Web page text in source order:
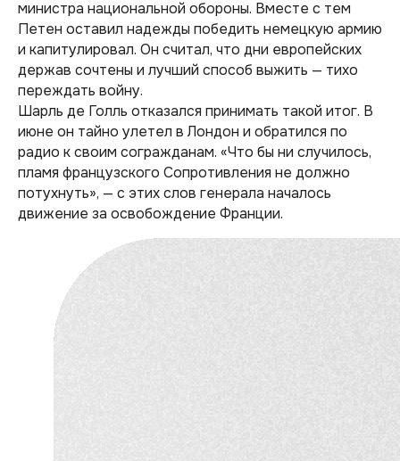
министра национальной обороны. Вместе с тем
Петен оставил надежды победить немецкую армию
и капитулировал. Он считал, что дни европейских
держав сочтены и лучший способ выжить — тихо
переждать войну.
Шарль де Голль отказался принимать такой итог. В
июне он тайно улетел в Лондон и обратился по
радио к своим согражданам. «Что бы ни случилось,
пламя французского Сопротивления не должно
потухнуть», — с этих слов генерала началось
движение за освобождение Франции.